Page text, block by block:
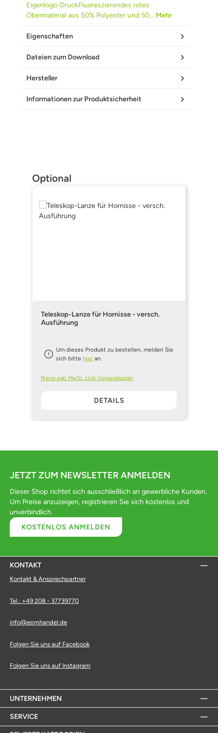
Eigenlogo-DruckFluoreszierendes rotes
Obermaterial aus 50% Polyester und 50… Mehr
Eigenschaften
Dateien zum Download
Hersteller
Informationen zur Produktsicherheit
Produktgalerie überspringen
Optional
Teleskop-Lanze für Hornisse - versch.
Ausführung
Um dieses Produkt zu bestellen, melden Sie
sich bitte hier an.
Preise exkl. MwSt. zzgl. Versandkosten
DETAILS
JETZT ZUM NEWSLETTER ANMELDEN
Dieser Shop richtet sich ausschließlich an gewerbliche Kunden.
Um Preise anzuzeigen, registrieren Sie sich kostenlos und
unverbindlich.
KOSTENLOS ANMELDEN
KONTAKT
Kontakt & Ansprechpartner
Tel.: +49 208 - 37739770
info@epmhandel.de
Folgen Sie uns auf Facebook
Folgen Sie uns auf Instagram
UNTERNEHMEN
SERVICE